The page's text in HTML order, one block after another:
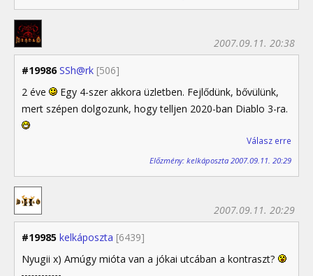
#19986 SSh@rk [506]
2007.09.11. 20:38
2 éve
Egy 4-szer akkora üzletben. Fejlődünk, bővülünk,
mert szépen dolgozunk, hogy telljen 2020-ban Diablo 3-ra.
Válasz erre
Előzmény: kelkáposzta 2007.09.11. 20:29
#19985 kelkáposzta [6439]
2007.09.11. 20:29
Nyugii x) Amúgy mióta van a jókai utcában a kontraszt?